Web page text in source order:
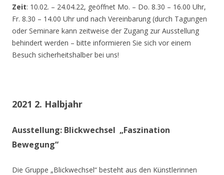
Zeit: 10.02. – 24.04.22, geöffnet Mo. – Do. 8.30 – 16.00 Uhr,
Fr. 8.30 – 14.00 Uhr und nach Vereinbarung (durch Tagungen
oder Seminare kann zeitweise der Zugang zur Ausstellung
behindert werden – bitte informieren Sie sich vor einem
Besuch sicherheitshalber bei uns!
2021 2. Halbjahr
Ausstellung: Blickwechsel „Faszination
Bewegung“
Die Gruppe „Blickwechsel“ besteht aus den Künstlerinnen